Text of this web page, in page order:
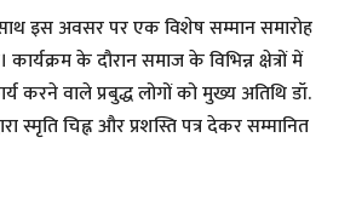
इस अवसर पर एक विशेष सम्मान समारोह
के दौरान समाज के विभिन्न क्षेत्रों में
करने वाले प्रबुद्ध लोगों को मुख्य अतिथि डॉ.
स्मृति चिह्न और प्रशस्ति पत्र देकर सम्मानित